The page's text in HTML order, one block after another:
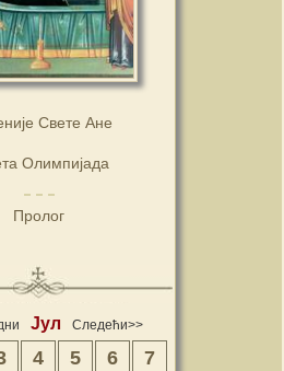
Свете Ане
Олимпијада
Пролог
Јул Следећи>>
4 5 6
7